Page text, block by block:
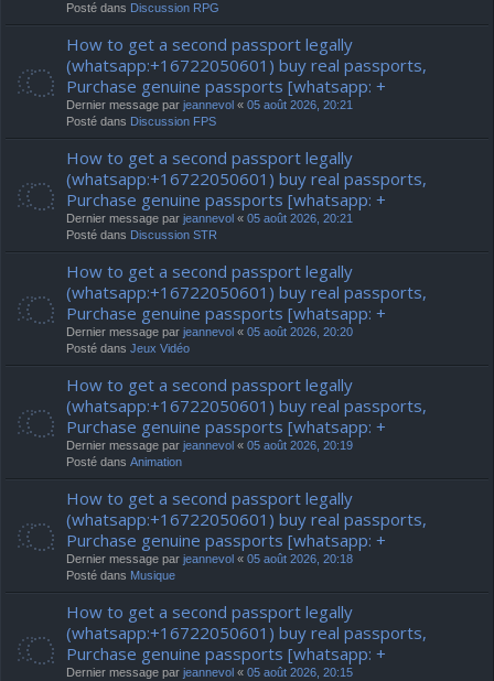
Posté dans Discussion RPG
How to get a second passport legally
(whatsapp:+16722050601) buy real passports,
Purchase genuine passports [whatsapp: +
Dernier message par jeannevol « 05 août 2026, 20:21
Posté dans Discussion FPS
How to get a second passport legally
(whatsapp:+16722050601) buy real passports,
Purchase genuine passports [whatsapp: +
Dernier message par jeannevol « 05 août 2026, 20:21
Posté dans Discussion STR
How to get a second passport legally
(whatsapp:+16722050601) buy real passports,
Purchase genuine passports [whatsapp: +
Dernier message par jeannevol « 05 août 2026, 20:20
Posté dans Jeux Vidéo
How to get a second passport legally
(whatsapp:+16722050601) buy real passports,
Purchase genuine passports [whatsapp: +
Dernier message par jeannevol « 05 août 2026, 20:19
Posté dans Animation
How to get a second passport legally
(whatsapp:+16722050601) buy real passports,
Purchase genuine passports [whatsapp: +
Dernier message par jeannevol « 05 août 2026, 20:18
Posté dans Musique
How to get a second passport legally
(whatsapp:+16722050601) buy real passports,
Purchase genuine passports [whatsapp: +
Dernier message par jeannevol « 05 août 2026, 20:15